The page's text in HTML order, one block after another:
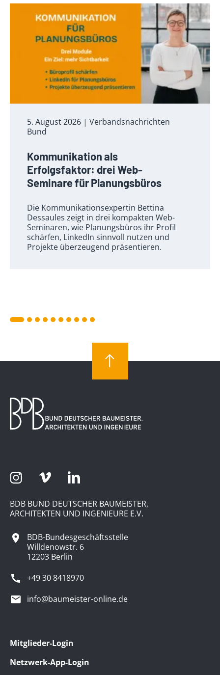
5. August 2026 | Verbandsnachrichten
Bund
Kommunikation als
Erfolgsfaktor: drei Web-
Seminare für Planungsbüros
Die Kommunikationsexpertin Bettina
Dessaules zeigt in drei kompakten Web-
Seminaren, wie Planungsbüros ihr Profil
schärfen, LinkedIn sinnvoll nutzen und
Projekte überzeugend präsentieren.
BDB BUND DEUTSCHER BAUMEISTER,
ARCHITEKTEN UND INGENIEURE E.V.
BDB-Bundesgeschäftsstelle
Willdenowstr. 6
12203 Berlin
+49 30 8418970
info@baumeister-online.de
Mitglieder-Login
Netzwerk-App-Login